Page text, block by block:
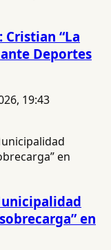
“La
Deportes
19:43
en